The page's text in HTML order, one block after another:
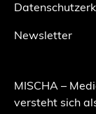
Newsletter
MISCHA –
versteht sich